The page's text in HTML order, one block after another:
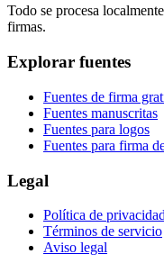
Todo se procesa
firmas.
Explorar fuentes
Fuentes de firma
Fuentes manuscritas
Fuentes para logos
Fuentes para firma
Legal
Política de privacidad
Términos de servicio
Aviso legal